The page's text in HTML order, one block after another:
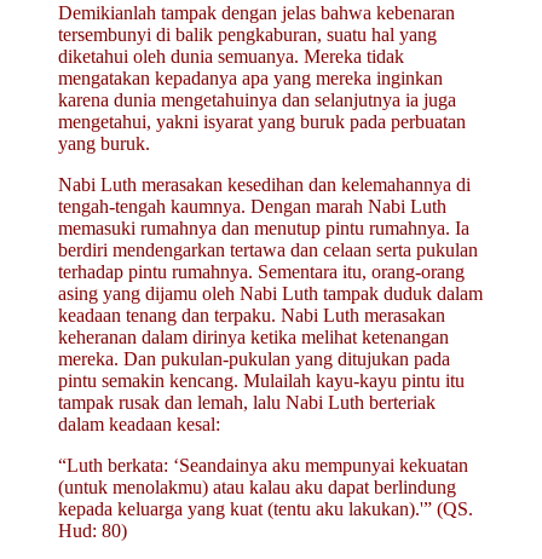
Demikianlah tampak dengan jelas bahwa kebenaran
tersembunyi di balik pengkaburan, suatu hal yang
diketahui oleh dunia semuanya. Mereka tidak
mengatakan kepadanya apa yang mereka inginkan
karena dunia mengetahuinya dan selanjutnya ia juga
mengetahui, yakni isyarat yang buruk pada perbuatan
yang buruk.
Nabi Luth merasakan kesedihan dan kelemahannya di
tengah-tengah kaumnya. Dengan marah Nabi Luth
memasuki rumahnya dan menutup pintu rumahnya. Ia
berdiri mendengarkan tertawa dan celaan serta pukulan
terhadap pintu rumahnya. Sementara itu, orang-orang
asing yang dijamu oleh Nabi Luth tampak duduk dalam
keadaan tenang dan terpaku. Nabi Luth merasakan
keheranan dalam dirinya ketika melihat ketenangan
mereka. Dan pukulan-pukulan yang ditujukan pada
pintu semakin kencang. Mulailah kayu-kayu pintu itu
tampak rusak dan lemah, lalu Nabi Luth berteriak
dalam keadaan kesal:
“Luth berkata: ‘Seandainya aku mempunyai kekuatan
(untuk menolakmu) atau kalau aku dapat berlindung
kepada keluarga yang kuat (tentu aku lakukan).'” (QS.
Hud: 80)